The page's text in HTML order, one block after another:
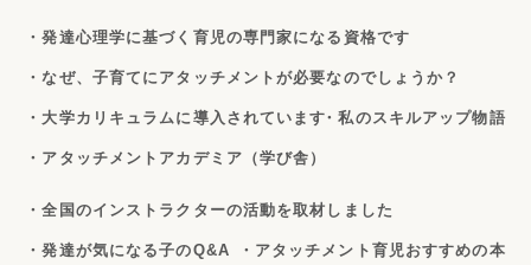
・発達心理学に基づく育児の専門家になる資格です
・なぜ、子育てにアタッチメントが必要なのでしょうか？
・大学カリキュラムに導入されています・私のスキルアップ物語
・アタッチメントアカデミア（学び舎）
・全国のインストラクターの活動を取材しました
・発達が気になる子のQ&A ・アタッチメント育児おすすめの本